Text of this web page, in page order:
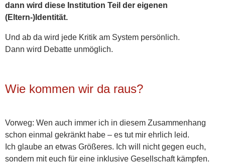
dann wird diese Institution Teil der eigenen
(Eltern-)Identität.
Und ab da wird jede Kritik am System persönlich.
Dann wird Debatte unmöglich.
Wie kommen wir da raus?
Vorweg: Wen auch immer ich in diesem Zusammenhang
schon einmal gekränkt habe – es tut mir ehrlich leid.
Ich glaube an etwas Größeres. Ich will nicht gegen euch,
sondern mit euch für eine inklusive Gesellschaft kämpfen.